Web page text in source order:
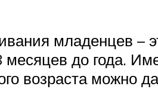
младенцев –
месяцев до года.
возраста можно